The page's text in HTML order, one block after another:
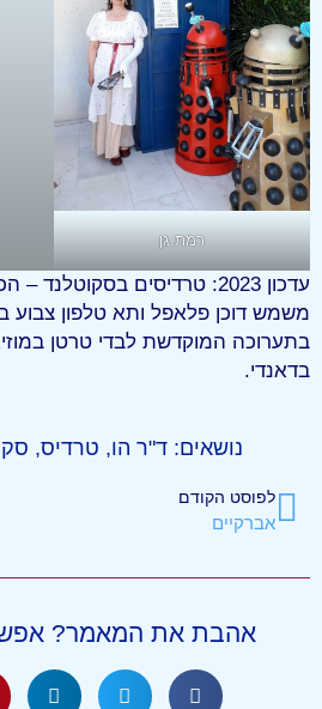
רמת גן
עדכון 2023: טרדיסים
משמש דוכן פלאפל ותא טלפון
בתערוכה המוקדשת לבדי טרטן
בדאנדי.
נושאים:ד"ר הו, טרדיס,
לפוסט הקודם
אברקיים
אהבת את המאמר?